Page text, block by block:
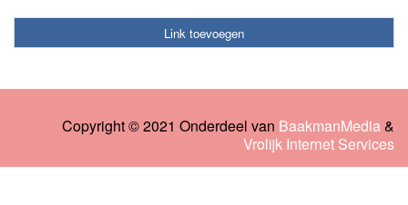
Link toevoegen
Copyright © 2021 Onderdeel van BaakmanMedia&
Vrolijk Internet Services